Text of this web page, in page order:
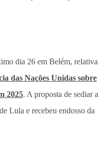
dia 26 em Belém, relativa
das Nações Unidas sobre
2025. A proposta de sediar a
Lula e recebeu endosso da